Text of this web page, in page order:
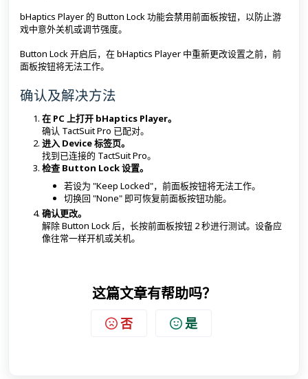
bHaptics Player 的 Button Lock 功能会禁用前面板按钮，以防止游
戏中意外关机或调节强度。
Button Lock 开启后，在 bHaptics Player 中重新更改设置之前，前
面板按钮将无法工作。
确认及解决方法
在 PC 上打开 bHaptics Player。
确认 TactSuit Pro 已配对。
进入 Device 标签页。
找到已连接的 TactSuit Pro。
检查 Button Lock 设置。
若设为 "Keep Locked"，前面板按钮将无法工作。
切换回 "None" 即可恢复前面板按钮功能。
确认更改。
解除 Button Lock 后，长按前面板按钮 2 秒进行测试。设备应
像往常一样开机或关机。
这篇文章有帮助吗？
否 是